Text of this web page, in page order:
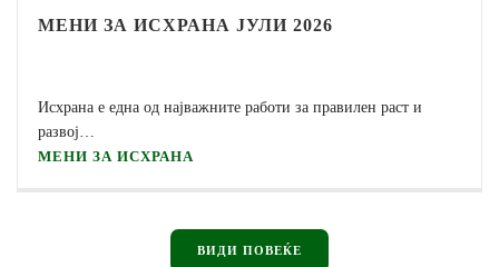
МЕНИ ЗА ИСХРАНА ЈУЛИ 2026
Исхрана е една од најважните работи за правилен раст и
развој…
МЕНИ ЗА ИСХРАНА
ВИДИ ПОВЕЌЕ